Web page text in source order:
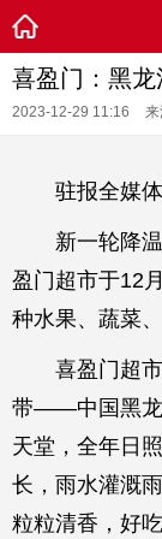
喜盈门：黑
2023-12-29 11:16 来
驻报全媒
新一轮降
盈门超市于12
种水果、蔬菜
喜盈门超
带——中国黑龙
天堂，全年日
长，雨水灌溉
粒粒清香，好